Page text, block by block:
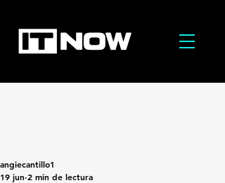
angiecantillo1
19 jun 2 min de lectura